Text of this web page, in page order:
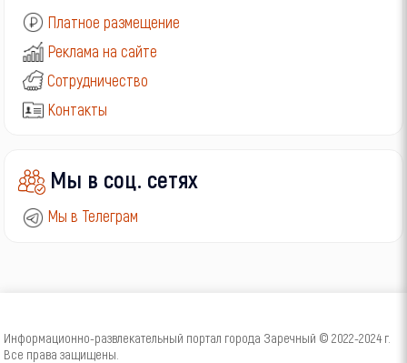
Платное размещение
Реклама на сайте
Сотрудничество
Контакты
Мы в соц. сетях
Мы в Телеграм
Информационно-развлекательный портал города Заречный © 2022-2024 г.
Все права защищены.